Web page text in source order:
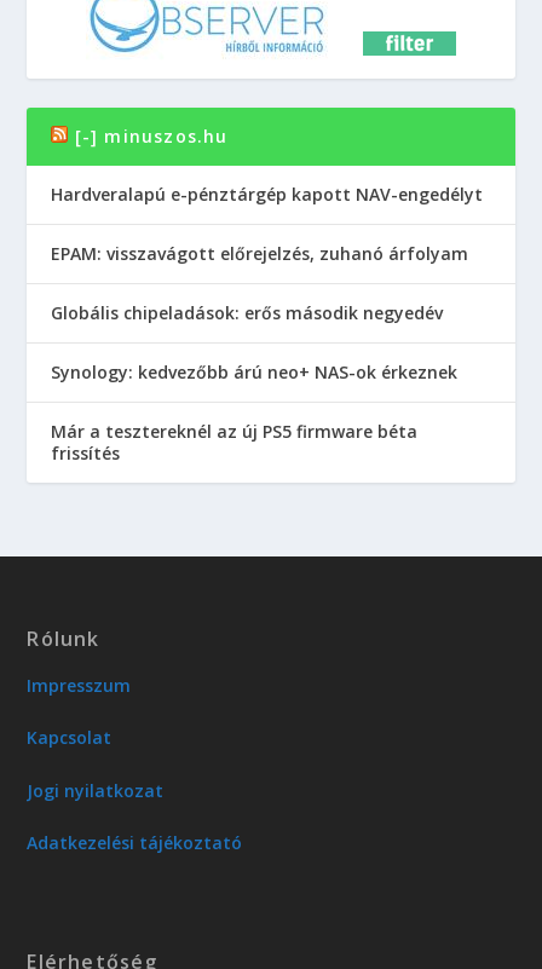
[-] minuszos.hu
Hardveralapú e-pénztárgép kapott NAV-engedélyt
EPAM: visszavágott előrejelzés, zuhanó árfolyam
Globális chipeladások: erős második negyedév
Synology: kedvezőbb árú neo+ NAS-ok érkeznek
Már a tesztereknél az új PS5 firmware béta
frissítés
Rólunk
Impresszum
Kapcsolat
Jogi nyilatkozat
Adatkezelési tájékoztató
Elérhetőség